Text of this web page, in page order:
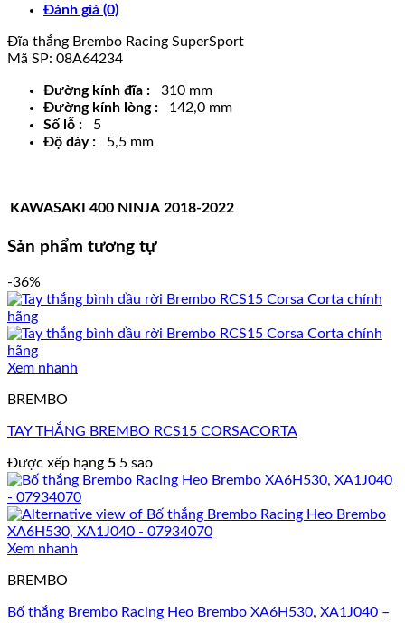
Đánh giá (0)
Đĩa thắng Brembo Racing SuperSport
Mã SP: 08A64234
Đường kính đĩa : 310 mm
Đường kính lòng : 142,0 mm
Số lỗ : 5
Độ dày : 5,5 mm
KAWASAKI 400 NINJA 2018-2022
Sản phẩm tương tự
-36%
Xem nhanh
BREMBO
TAY THẮNG BREMBO RCS15 CORSACORTA
Được xếp hạng 5 5 sao
Xem nhanh
BREMBO
Bố thắng Brembo Racing Heo Brembo XA6H530, XA1J040 –